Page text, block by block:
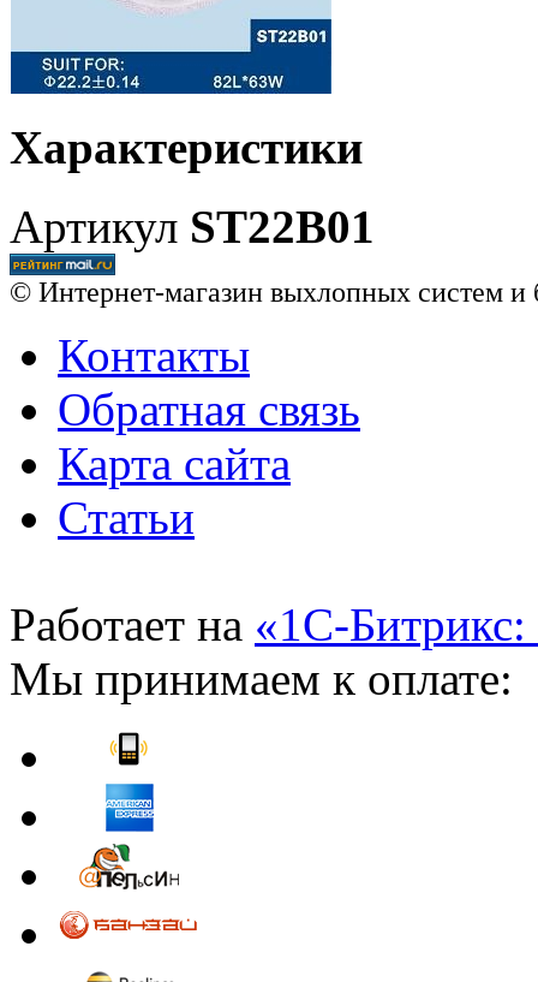
Характеристики
Артикул ST22B01
© Интернет-магазин выхлопных систем и
Контакты
Обратная связь
Карта сайта
Статьи
Работает на «1С-Битрикс:
Мы принимаем к оплате: